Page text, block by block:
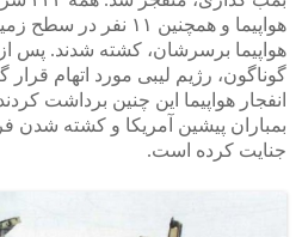
هواپیما و همچنین ۱۱
هواپیما برسرشان، کشته شدند. پس
گوناگون، رژیم لیبی مورد اتهام
انفجار هواپیما این چنین برداشت
بمباران پیشین آمریکا و کشته شدن
جنایت کرده است.